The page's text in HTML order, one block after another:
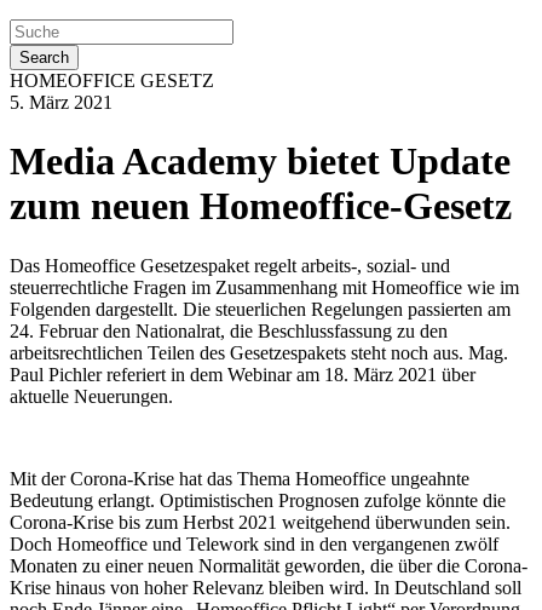
Search
HOMEOFFICE GESETZ
5. März 2021
Media Academy bietet Update
zum neuen Homeoffice-Gesetz
Das Homeoffice Gesetzespaket regelt arbeits-, sozial- und
steuerrechtliche Fragen im Zusammenhang mit Homeoffice wie im
Folgenden dargestellt. Die steuerlichen Regelungen passierten am
24. Februar den Nationalrat, die Beschlussfassung zu den
arbeitsrechtlichen Teilen des Gesetzespakets steht noch aus. Mag.
Paul Pichler referiert in dem Webinar am 18. März 2021 über
aktuelle Neuerungen.
Mit der Corona-Krise hat das Thema Homeoffice ungeahnte
Bedeutung erlangt. Optimistischen Prognosen zufolge könnte die
Corona-Krise bis zum Herbst 2021 weitgehend überwunden sein.
Doch Homeoffice und Telework sind in den vergangenen zwölf
Monaten zu einer neuen Normalität geworden, die über die Corona-
Krise hinaus von hoher Relevanz bleiben wird. In Deutschland soll